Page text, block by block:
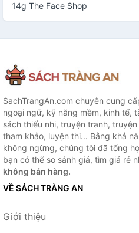
14g The Face Shop
SachTrangAn.com chuyên cung
ngoại ngữ, kỹ năng mềm, kinh tế,
sách thiếu nhi, truyện tranh,
tham khảo, luyện thi... Bằng khả
không ngừng, chúng tôi đã tổng
bạn có thể so sánh giá, tìm giá rẻ
không bán hàng.
VỀ SÁCH TRÀNG AN
Giới thiệu